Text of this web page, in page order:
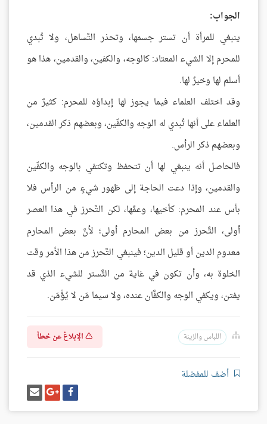
الجواب:
ينبغي للمرأة أن تستر جسمها، وتحذر التَّساهل، ولا تُبدي
للمحرم إلا الشيء المعتاد: كالوجه، والكفين، والقدمين، هذا هو
أسلم لها وخيرٌ لها.
وقد اختلف العلماء فيما يجوز لها إبداؤه للمحرم: كثيرٌ من
العلماء على أنها تُبدي له الوجه والكفّين، وبعضهم ذكر القدمين،
وبعضهم ذكر الرأس.
فالحاصل أنه ينبغي لها أن تتحفظ وتكتفي بالوجه والكفّين
والقدمين، وإذا دعت الحاجة إلى ظهور شيءٍ من الرأس فلا
بأس عند المحرم: كأخيها، وعمِّها، لكن التَّحرز في هذا العصر
أولى، التَّحرز من بعض المحارم أولى؛ لأنَّ بعض المحارم
معدوم الدين أو قليل الدين؛ فينبغي التَّحرز من هذا الأمر وقت
الخلوة به، وأن تكون في غاية من التَّستر للشيء الذي قد
يفتن، ويكفي الوجه والكفَّان عنده، ولا سيما مَن لا يُؤْمَن.
اللباس والزينة الإبلاغ عن خطأ
أضف للمفضلة
شارك
على
فيسبوك
شارك
على
غوغل
بلس
إرسل
إيميل